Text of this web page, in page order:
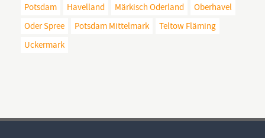
Potsdam
Havelland Märkisch Oderland
Oberhavel
Oder Spree
Potsdam Mittelmark
Teltow Fläming
Uckermark